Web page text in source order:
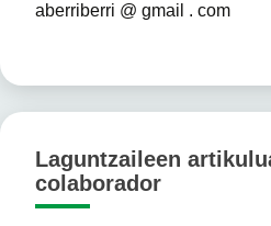
aberriberri @ gmail . com
Laguntzaileen
colaborador